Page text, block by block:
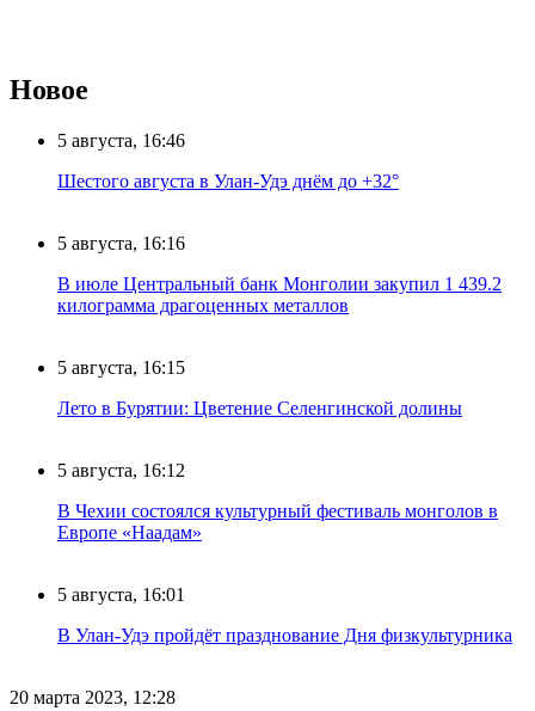
Новое
5 августа, 16:46
Шестого августа в Улан-Удэ днём до +32°
5 августа, 16:16
В июле Центральный банк Монголии закупил 1 439.2
килограмма драгоценных металлов
5 августа, 16:15
Лето в Бурятии: Цветение Селенгинской долины
5 августа, 16:12
В Чехии состоялся культурный фестиваль монголов в
Европе «Наадам»
5 августа, 16:01
В Улан-Удэ пройдёт празднование Дня физкультурника
20 марта 2023, 12:28